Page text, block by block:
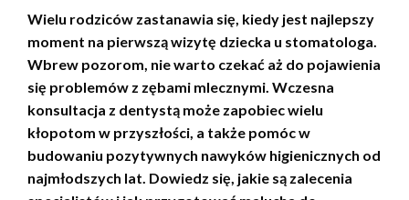
Wielu rodziców zastanawia się, kiedy jest najlepszy
moment na pierwszą wizytę dziecka u stomatologa.
Wbrew pozorom, nie warto czekać aż do pojawienia
się problemów z zębami mlecznymi. Wczesna
konsultacja z dentystą może zapobiec wielu
kłopotom w przyszłości, a także pomóc w
budowaniu pozytywnych nawyków higienicznych od
najmłodszych lat. Dowiedz się, jakie są zalecenia